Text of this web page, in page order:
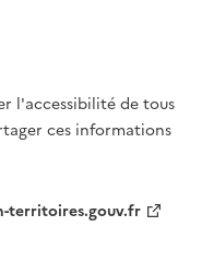
l'accessibilité de tous
ces informations
territoires.gouv.fr